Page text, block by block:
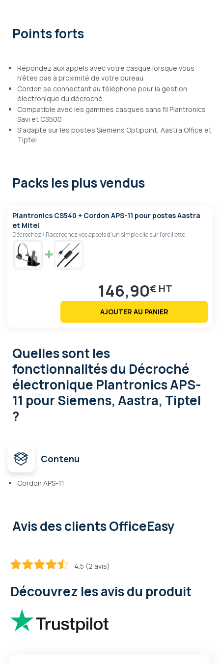
Points forts
Répondez aux appels avec votre casque lorsque vous
n’êtes pas à proximité de votre bureau
Cordon se connectant au téléphone pour la gestion
électronique du décroché
Compatible avec les gammes casques sans fil Plantronics
Savi et CS500
S'adapte sur les postes Siemens Optipoint, Aastra Office et
Tiptel
Packs les plus vendus
Plantronics CS540 + Cordon APS-11 pour postes Aastra
et Mitel
Décrochez / Raccrochez vos appels d'un simple clic sur l'oreillette
146,90€
AJOUTER AU PANIER
Quelles sont les
fonctionnalitésdu Décroché
électronique Plantronics APS-
11 pour Siemens, Aastra, Tiptel
?
Contenu
Cordon APS-11
Avis des clients OfficeEasy
4.5 (2 avis)
Découvrez les avis du produit